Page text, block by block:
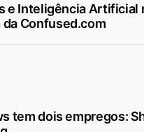
e Inteligência Artificial
da Confused.com
tem dois empregos: